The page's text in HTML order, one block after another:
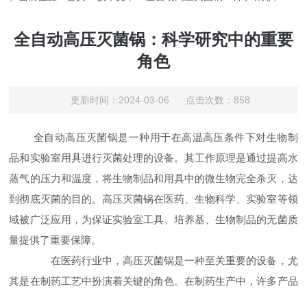
全自动高压灭菌锅：科学研究中的重要
角色
更新时间：2024-03-06 点击次数：858
全自动高压灭菌锅是一种用于在高温高压条件下对生物制
品和实验室用具进行灭菌处理的设备。其工作原理是通过提高水
蒸气的压力和温度，将生物制品和用具中的微生物完全杀灭，达
到彻底灭菌的目的。高压灭菌锅在医药、生物科学、实验室等领
域被广泛应用，为保证实验室工具、培养基、生物制品的无菌质
量提供了重要保障。
在医药行业中，高压灭菌锅是一种至关重要的设备，尤
其是在制药工艺中扮演着关键的角色。在制药生产中，许多产品